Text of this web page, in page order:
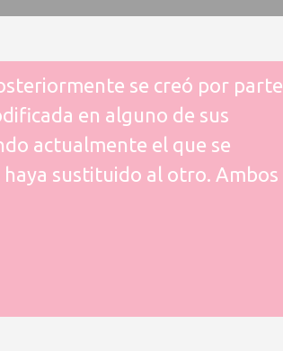
se creó por parte
en alguno de sus
actualmente el que se
haya sustituido al otro. Ambos